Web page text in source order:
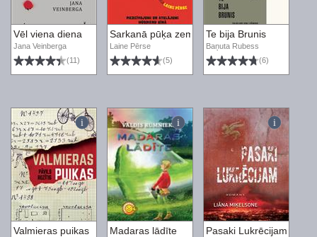
Vēl viena diena
Jana Veinberga
(11)
Sarkanā pūķa zemē
Laine Pērse
(5)
Te bija Brunis
Baņuta Rubess
(6)
Valmieras puikas Madaras lādīte Pasaki Lukrēcijam